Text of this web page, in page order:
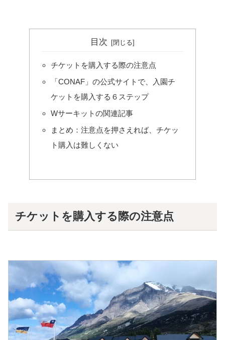
目次
チケットを購入する際の注意点
「CONAF」の公式サイトで、入園チ
ケットを購入する６ステップ
Wサーキットの関連記事
まとめ：注意点を押さえれば、チケッ
ト購入は難しくない
チケットを購入する際の注意点